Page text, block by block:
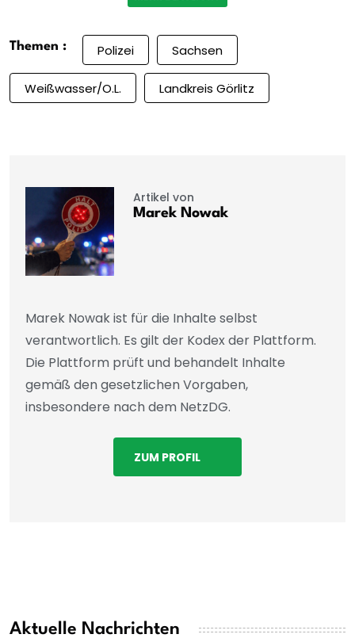
Themen : Polizei Sachsen
Weißwasser/O.L. Landkreis Görlitz
Artikel von
Marek Nowak
Marek Nowak ist für die Inhalte selbst
verantwortlich. Es gilt der Kodex der Plattform.
Die Plattform prüft und behandelt Inhalte
gemäß den gesetzlichen Vorgaben,
insbesondere nach dem NetzDG.
ZUM PROFIL
Aktuelle Nachrichten